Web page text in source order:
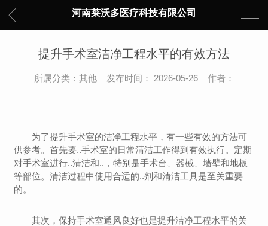
河南莱沃多医疗科技有限公司
提升手术室洁净工程水平的有效方法
所属分类：其他 发布时间： 2026-05-26 作者：
为了提升手术室的洁净工程水平，有一些有效的方法可
供参考。首先要..手术室的日常清洁工作得到有效执行。定期
对手术室进行..清洁和..，特别是手术台、器械、墙壁和地板
等部位。清洁过程中使用合适的..剂和清洁工具是至关重要
的。
其次，保持手术室通风良好也是提升洁净工程水平的关